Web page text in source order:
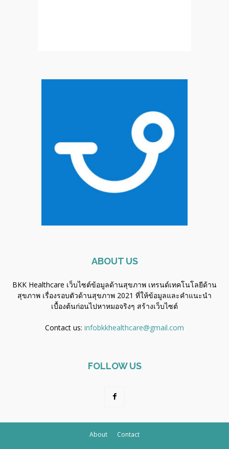
ABOUT US
BKK Healthcare เว็บไซต์ข้อมูลด้านสุขภาพ เทรนด์เทคโนโลยีด้าน
สุขภาพ เรื่องรอบตัวด้านสุขภาพ 2021 ที่ให้ข้อมูลและคำแนะนำ
เบื้องต้นก่อนไปหาหมอจริงๆ สร้างเว็บไซต์
Contact us: infobkkhealthcare@gmail.com
FOLLOW US
About Contact